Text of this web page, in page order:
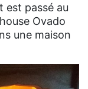
est passé au
Ovado
une maison